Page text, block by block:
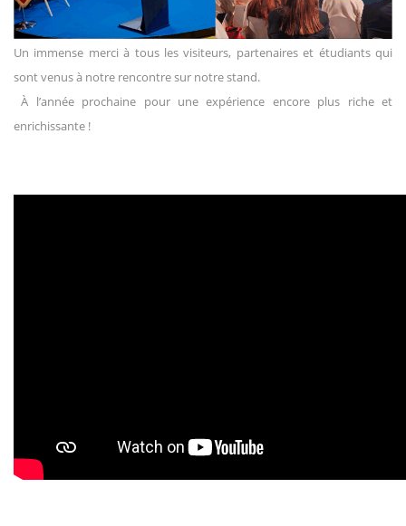
Un immense merci à tous les visiteurs, partenaires et étudiants qui
sont venus à notre rencontre sur notre stand.
À l’année prochaine pour une expérience encore plus riche et
enrichissante !